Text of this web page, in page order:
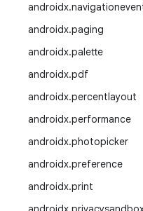
androidx.
androidx.paging
androidx.palette
androidx.pdf
androidx.percentlayout
androidx.performance
androidx.photopicker
androidx.preference
androidx.print